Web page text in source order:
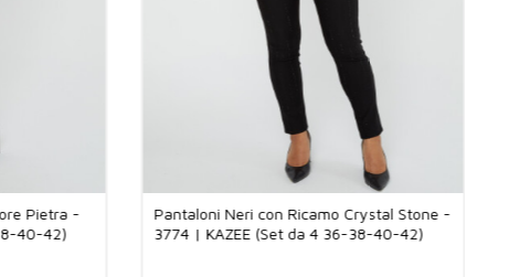
preferita in tutte le stagioni. Inoltre, con il suo taglio elegante e
a mantenere la tua eleganza sia nei tuoi abbinamenti lavorativi
di alta qualità e stile per i vostri clienti italiani e boutique
fashionisti di Milano all'eleganza di Roma, fino alla classica
Firenze, ci rivolgiamo ai gusti di ogni città. Per l'estate proponiamo
e traspiranti, mentre per l'inverno offriamo maglieria calda e
un look elegante in ogni stagione. Con Kazee, le vostre
sperimentare la differenza di offrire l'eleganza e la moda
marchio.
visitato Kazee Official, il sito all'ingrosso del nostro negozio di
Pietra -
40-42)
Pantaloni Neri con Ricamo Crystal Stone -
3774 | KAZEE (Set da 4 36-38-40-42)